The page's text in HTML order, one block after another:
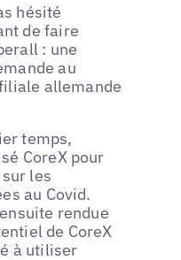
hésité
de faire
: une
au
allemande
temps,
CoreX pour
les
au Covid.
ensuite rendue
de CoreX
à utiliser